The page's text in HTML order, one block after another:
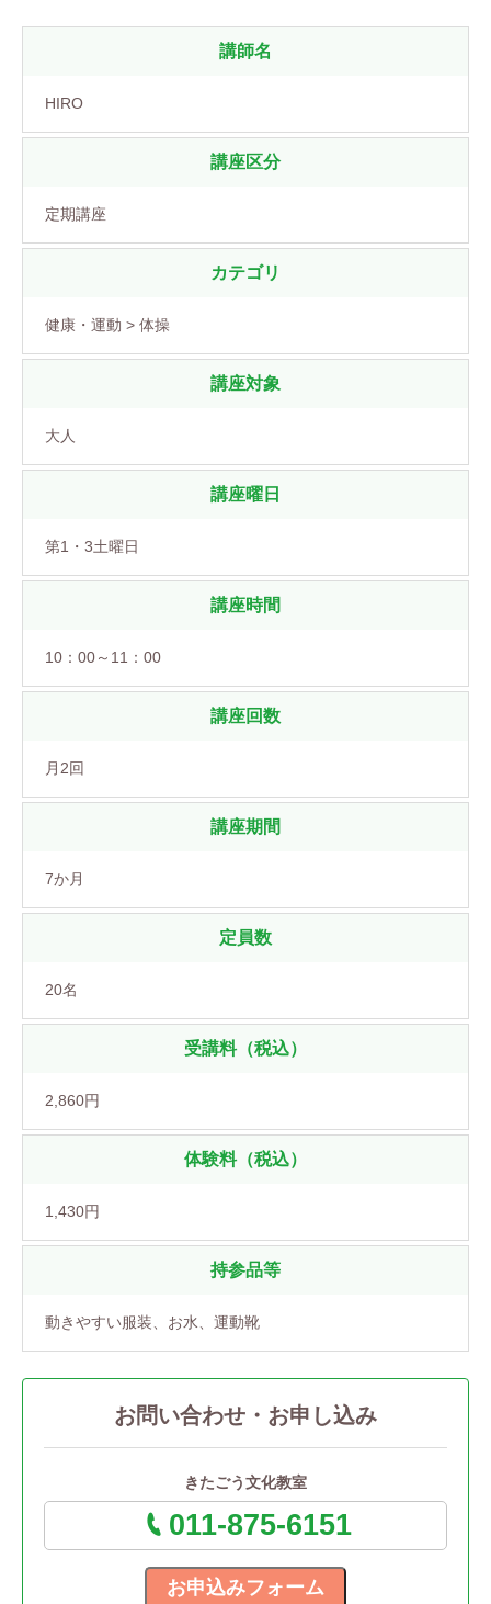
講師名
HIRO
講座区分
定期講座
カテゴリ
健康・運動 > 体操
講座対象
大人
講座曜日
第1・3土曜日
講座時間
10：00～11：00
講座回数
月2回
講座期間
7か月
定員数
20名
受講料（税込）
2,860円
体験料（税込）
1,430円
持参品等
動きやすい服装、お水、運動靴
お問い合わせ・お申し込み
きたごう文化教室
011-875-6151